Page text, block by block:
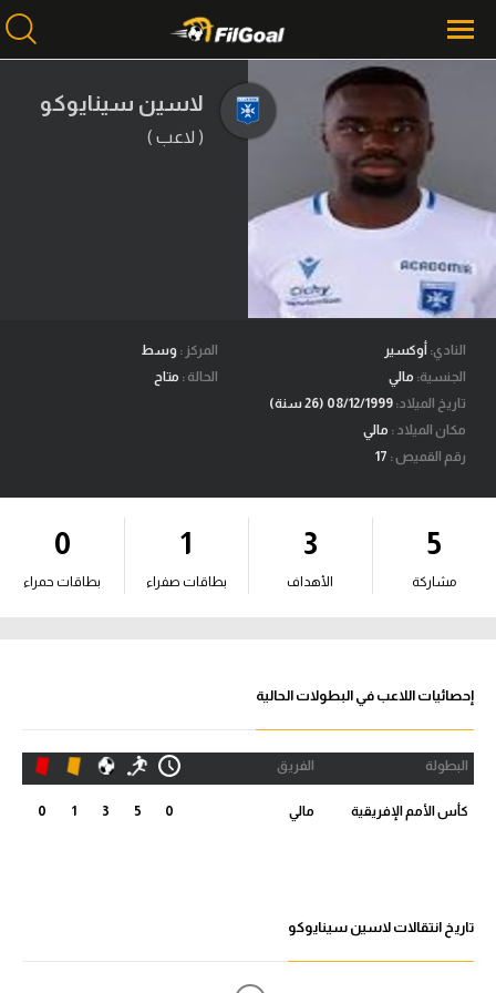
محتوى إخباري
الرئيسية
أخبار
مباريات
ميركاتو
فانتازي في الجول
مسابقة التوقعات
فيديوهات
آراء حرة
ركن الألعاب
الدوري المصري
الدوري الإنجليزي الممتاز
الدوري الألماني
لاسين سينايوكو
( لاعب )
النادي: أوكسير
الجنسية: مالي
تاريخ الميلاد:
مكان الميلاد : مالي
رقم القميص :
المركز : وسط
الحالة : متاح
5
مشاركة
3
الأهداف
1
بطاقات صفراء
0
بطاقات حمراء
إحصائيات اللاعب في البطولات الحالية
البطولة الفريق
كأس الأمم الإفريقية مالي 0
5
3
1
0
تاريخ انتقالات لاسين سينايوكو